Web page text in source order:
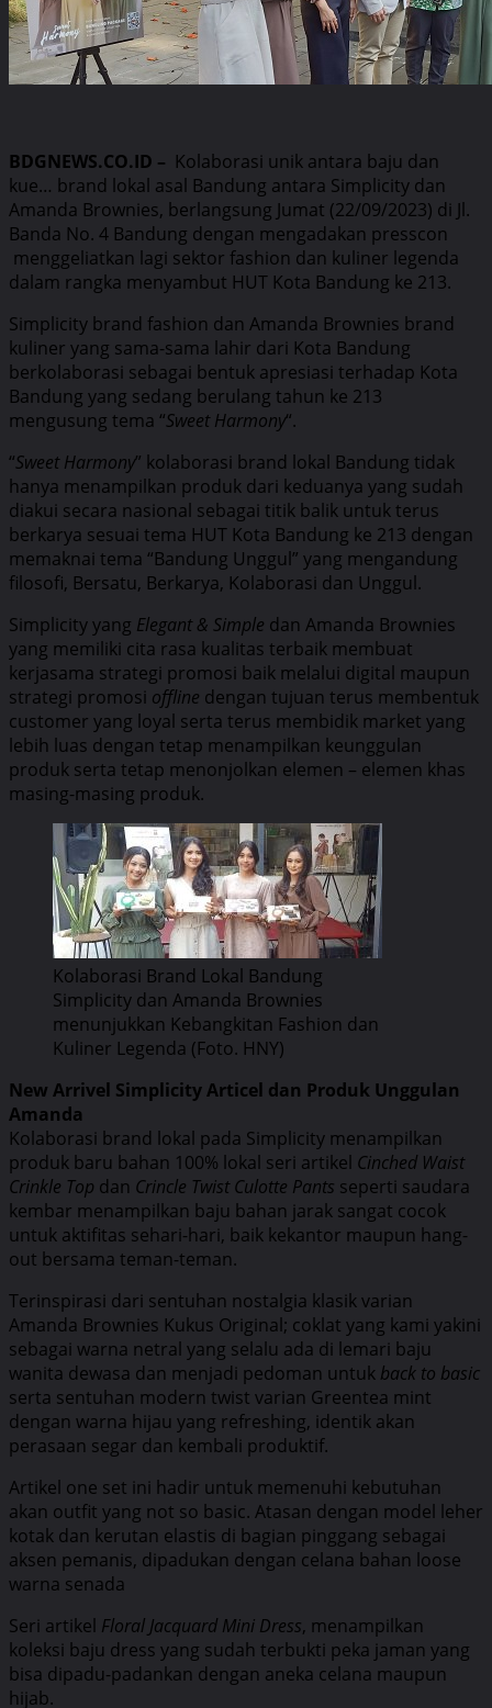
BDGNEWS.CO.ID – Kolaborasi unik antara baju dan
kue… brand lokal asal Bandung antara Simplicity dan
Amanda Brownies, berlangsung Jumat (22/09/2023) di Jl.
Banda No. 4 Bandung dengan mengadakan presscon
menggeliatkan lagi sektor fashion dan kuliner legenda
dalam rangka menyambut HUT Kota Bandung ke 213.
Simplicity brand fashion dan Amanda Brownies brand
kuliner yang sama-sama lahir dari Kota Bandung
berkolaborasi sebagai bentuk apresiasi terhadap Kota
Bandung yang sedang berulang tahun ke 213
mengusung tema “Sweet Harmony“.
“Sweet Harmony” kolaborasi brand lokal Bandung tidak
hanya menampilkan produk dari keduanya yang sudah
diakui secara nasional sebagai titik balik untuk terus
berkarya sesuai tema HUT Kota Bandung ke 213 dengan
memaknai tema “Bandung Unggul” yang mengandung
filosofi, Bersatu, Berkarya, Kolaborasi dan Unggul.
Simplicity yang Elegant & Simple dan Amanda Brownies
yang memiliki cita rasa kualitas terbaik membuat
kerjasama strategi promosi baik melalui digital maupun
strategi promosi offline dengan tujuan terus membentuk
customer yang loyal serta terus membidik market yang
lebih luas dengan tetap menampilkan keunggulan
produk serta tetap menonjolkan elemen – elemen khas
masing-masing produk.
Kolaborasi Brand Lokal Bandung
Simplicity dan Amanda Brownies
menunjukkan Kebangkitan Fashion dan
Kuliner Legenda (Foto. HNY)
New Arrivel Simplicity Articel dan Produk Unggulan
Amanda
Kolaborasi brand lokal pada Simplicity menampilkan
produk baru bahan 100% lokal seri artikel Cinched Waist
Crinkle Top dan Crincle Twist Culotte Pants seperti saudara
kembar menampilkan baju bahan jarak sangat cocok
untuk aktifitas sehari-hari, baik kekantor maupun hang-
out bersama teman-teman.
Terinspirasi dari sentuhan nostalgia klasik varian
Amanda Brownies Kukus Original; coklat yang kami yakini
sebagai warna netral yang selalu ada di lemari baju
wanita dewasa dan menjadi pedoman untuk back to basic
serta sentuhan modern twist varian Greentea mint
dengan warna hijau yang refreshing, identik akan
perasaan segar dan kembali produktif.
Artikel one set ini hadir untuk memenuhi kebutuhan
akan outfit yang not so basic. Atasan dengan model leher
kotak dan kerutan elastis di bagian pinggang sebagai
aksen pemanis, dipadukan dengan celana bahan loose
warna senada
Seri artikel Floral Jacquard Mini Dress, menampilkan
koleksi baju dress yang sudah terbukti peka jaman yang
bisa dipadu-padankan dengan aneka celana maupun
hijab.